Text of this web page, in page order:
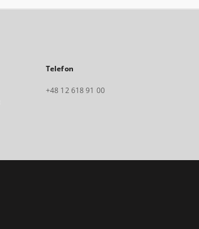
Telefon
+48 12 618 91 00